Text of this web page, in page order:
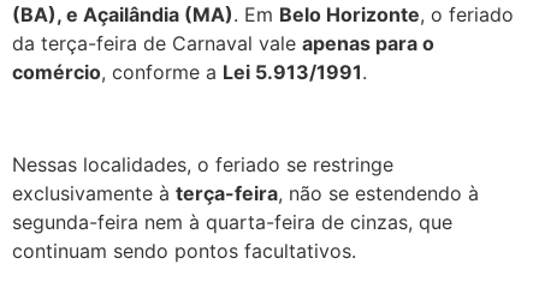
(BA), e Açailândia (MA). Em Belo Horizonte, o feriado
da terça-feira de Carnaval vale apenas para o
comércio, conforme a Lei 5.913/1991.
Nessas localidades, o feriado se restringe
exclusivamente à terça-feira, não se estendendo à
segunda-feira nem à quarta-feira de cinzas, que
continuam sendo pontos facultativos.